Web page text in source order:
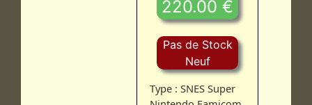
220.00 €
Pas de Stock
Neuf
Type : SNES Super